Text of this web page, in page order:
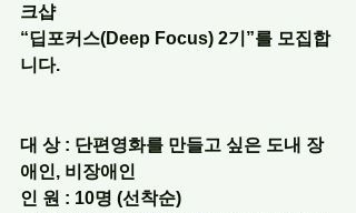
크샵
“딥포커스(Deep Focus) 2기”를 모집합
니다.
대 상 : 단편영화를 만들고 싶은 도내 장
애인, 비장애인
인 원 : 10명 (선착순)